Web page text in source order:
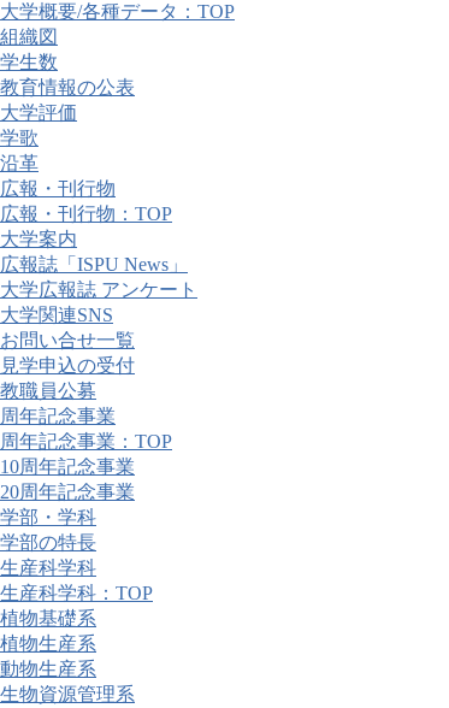
大学概要/各種データ：TOP
組織図
学生数
教育情報の公表
大学評価
学歌
沿革
広報・刊行物
広報・刊行物：TOP
大学案内
広報誌「ISPU News」
大学広報誌 アンケート
大学関連SNS
お問い合せ一覧
見学申込の受付
教職員公募
周年記念事業
周年記念事業：TOP
10周年記念事業
20周年記念事業
学部・学科
学部の特長
生産科学科
生産科学科：TOP
植物基礎系
植物生産系
動物生産系
生物資源管理系